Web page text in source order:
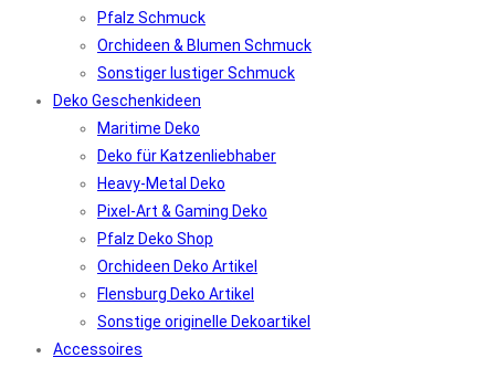
Pfalz Schmuck
Orchideen & Blumen Schmuck
Sonstiger lustiger Schmuck
Deko Geschenkideen
Maritime Deko
Deko für Katzenliebhaber
Heavy-Metal Deko
Pixel-Art & Gaming Deko
Pfalz Deko Shop
Orchideen Deko Artikel
Flensburg Deko Artikel
Sonstige originelle Dekoartikel
Accessoires